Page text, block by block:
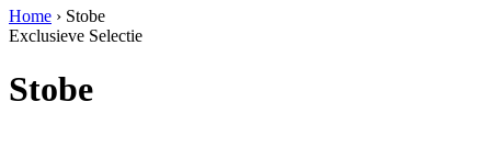
Home › Stobe
Exclusieve Selectie
Stobe